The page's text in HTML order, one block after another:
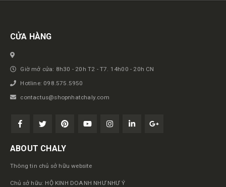
CỬA HÀNG
Giờ mở cửa: 8h30 - 20h T2 - T7. 14h00 - 20h CN
Hotline: 098.575.5950
contactus@shopnhatchaly.com
ABOUT CHALY
Thông tin chủ sở hữu website
Chủ sở hữu: HỘ KINH DOANH NHƯ NHƯ Ý